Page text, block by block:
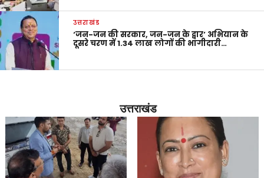
उत्तराखंड
‘जन-जन की सरकार, जन-जन के द्वार’ अभियान के
दूसरे चरण में 1.34 लाख लोगों की भागीदारी…
उत्तराखंड